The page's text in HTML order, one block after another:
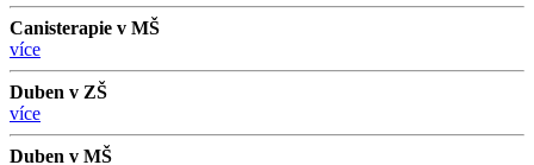
Canisterapie v MŠ
více
Duben v ZŠ
více
Duben v MŠ